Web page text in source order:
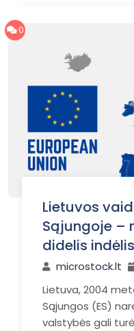
0
Lietuvos
Sąjungoje –
didelis indėlis
microstock.lt
Lietuva, 2004
Sąjungos (ES)
valstybės gali